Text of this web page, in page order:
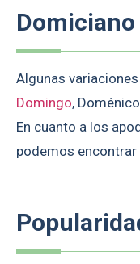
Domiciano
Algunas
Domingo,
En cuanto a los
podemos encontrar